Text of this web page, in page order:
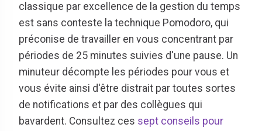
classique par excellence de la gestion du temps
est sans conteste la technique Pomodoro, qui
préconise de travailler en vous concentrant par
périodes de 25 minutes suivies d'une pause. Un
minuteur décompte les périodes pour vous et
vous évite ainsi d'être distrait par toutes sortes
de notifications et par des collègues qui
bavardent. Consultez ces sept conseils pour